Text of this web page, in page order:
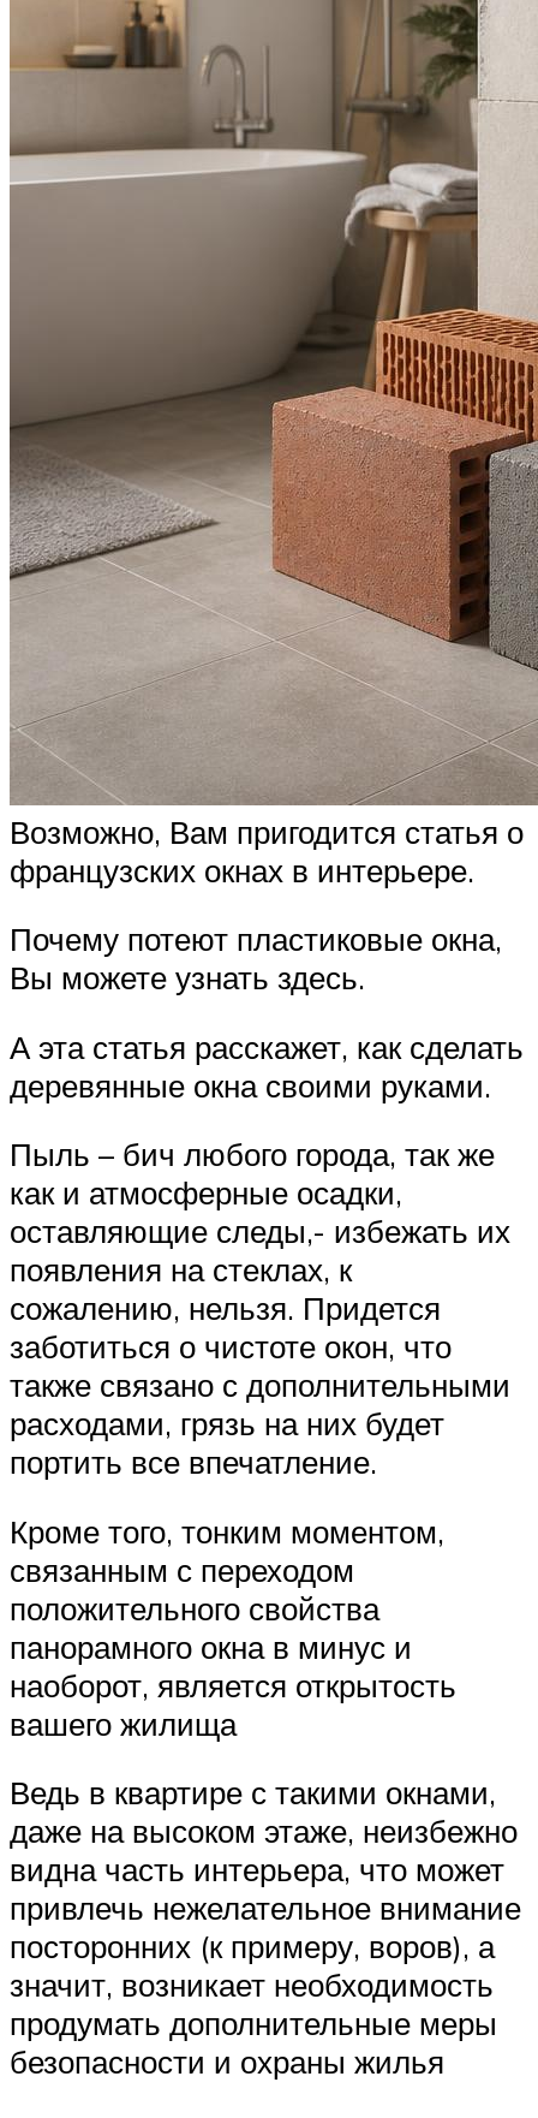
Возможно, Вам пригодится статья о
французских окнах в интерьере.
Почему потеют пластиковые окна,
Вы можете узнать здесь.
А эта статья расскажет, как сделать
деревянные окна своими руками.
Пыль – бич любого города, так же
как и атмосферные осадки,
оставляющие следы,- избежать их
появления на стеклах, к
сожалению, нельзя. Придется
заботиться о чистоте окон, что
также связано с дополнительными
расходами, грязь на них будет
портить все впечатление.
Кроме того, тонким моментом,
связанным с переходом
положительного свойства
панорамного окна в минус и
наоборот, является открытость
вашего жилища
Ведь в квартире с такими окнами,
даже на высоком этаже, неизбежно
видна часть интерьера, что может
привлечь нежелательное внимание
посторонних (к примеру, воров), а
значит, возникает необходимость
продумать дополнительные меры
безопасности и охраны жилья